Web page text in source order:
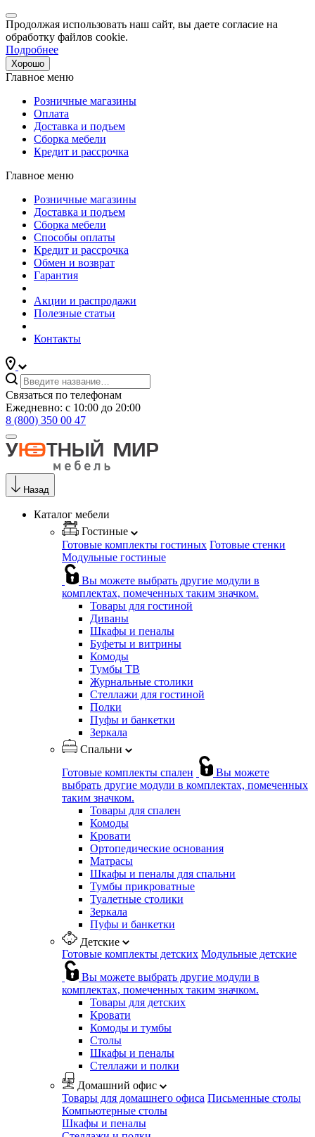
Продолжая использовать наш сайт, вы даете согласие на
обработку файлов cookie.
Подробнее
Хорошо
Главное меню
Розничные магазины
Оплата
Доставка и подъем
Сборка мебели
Кредит и рассрочка
Главное меню
Розничные магазины
Доставка и подъем
Сборка мебели
Способы оплаты
Кредит и рассрочка
Обмен и возврат
Гарантия
Акции и распродажи
Полезные статьи
Контакты
Связаться по телефонам
Ежедневно: с 10:00 до 20:00
8 (800) 350 00 47
Назад
Каталог мебели
Гостиные
Готовые комплекты гостиных Готовые стенки
Модульные гостиные
Вы можете выбрать другие модули в
комплектах, помеченных таким значком.
Товары для гостиной
Диваны
Шкафы и пеналы
Буфеты и витрины
Комоды
Тумбы ТВ
Журнальные столики
Стеллажи для гостиной
Полки
Пуфы и банкетки
Зеркала
Спальни
Готовые комплекты спален
Вы можете
выбрать другие модули в комплектах, помеченных
таким значком.
Товары для спален
Комоды
Кровати
Ортопедические основания
Матрасы
Шкафы и пеналы для спальни
Тумбы прикроватные
Туалетные столики
Зеркала
Пуфы и банкетки
Детские
Готовые комплекты детских Модульные детские
Вы можете выбрать другие модули в
комплектах, помеченных таким значком.
Товары для детских
Кровати
Комоды и тумбы
Столы
Шкафы и пеналы
Стеллажи и полки
Домашний офис
Товары для домашнего офиса Письменные столы
Компьютерные столы
Шкафы и пеналы